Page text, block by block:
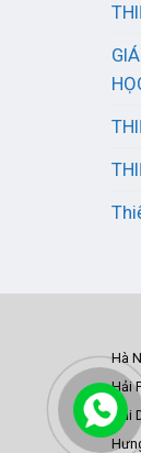
Hà
Hải
Hải